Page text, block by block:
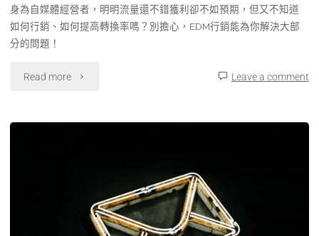
身為自媒體經營者，明明流量還不錯獲利卻不如預期，但又不知道
如何行銷、如何提高轉換率嗎？別擔心，EDM行銷能為你解決大部
分的問題！
Read more Leave a comment